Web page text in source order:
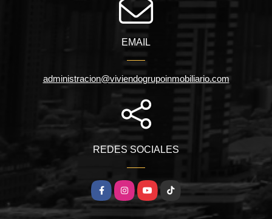
EMAIL
administracion@viviendogrupoinmobiliario.com
REDES SOCIALES
FacebookInstagramYouTubeTikTok